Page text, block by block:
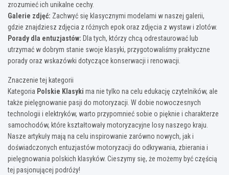
zrozumieć ich unikalne cechy.
Galerie zdjęć: Zachwyć się klasycznymi modelami w naszej galerii,
gdzie znajdziesz zdjęcia z różnych epok oraz zdjęcia z wystaw i zlotów.
Porady dla entuzjastów: Dla tych, którzy chcą odrestaurować lub
utrzymać w dobrym stanie swoje klasyki, przygotowaliśmy praktyczne
porady oraz wskazówki dotyczące konserwacji i renowacji.
Znaczenie tej kategorii
Kategoria Polskie Klasyki ma nie tylko na celu edukację czytelników, ale
także pielęgnowanie pasji do motoryzacji. W dobie nowoczesnych
technologii i elektryków, warto przypomnieć sobie o pięknie i charakterze
samochodów, które kształtowały motoryzacyjne losy naszego kraju.
Nasze artykuły mają na celu inspirowanie zarówno nowych, jak i
doświadczonych entuzjastów motoryzacji do odkrywania, zbierania i
pielęgnowania polskich klasyków. Cieszymy się, że możemy być częścią
tej pasjonującej podróży!